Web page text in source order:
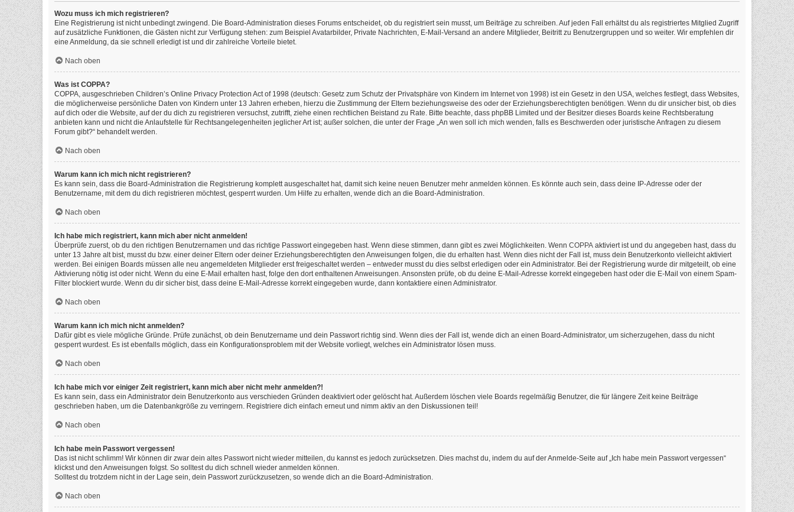
Wozu muss ich mich registrieren?
Eine Registrierung ist nicht unbedingt zwingend. Die Board-Administration dieses Forums entscheidet, ob du registriert sein musst, um Beiträge zu schreiben. Auf jeden Fall erhältst du als registriertes Mitglied Zugriff
auf zusätzliche Funktionen, die Gästen nicht zur Verfügung stehen: zum Beispiel Avatarbilder, Private Nachrichten, E-Mail-Versand an andere Mitglieder, Beitritt zu Benutzergruppen und so weiter. Wir empfehlen dir
eine Anmeldung, da sie schnell erledigt ist und dir zahlreiche Vorteile bietet.
Nach oben
Was ist COPPA?
COPPA, ausgeschrieben Children’s Online Privacy Protection Act of 1998 (deutsch: Gesetz zum Schutz der Privatsphäre von Kindern im Internet von 1998) ist ein Gesetz in den USA, welches festlegt, dass Websites,
die möglicherweise persönliche Daten von Kindern unter 13 Jahren erheben, hierzu die Zustimmung der Eltern beziehungsweise des oder der Erziehungsberechtigten benötigen. Wenn du dir unsicher bist, ob dies
auf dich oder die Website, auf der du dich zu registrieren versuchst, zutrifft, ziehe einen rechtlichen Beistand zu Rate. Bitte beachte, dass phpBB Limited und der Besitzer dieses Boards keine Rechtsberatung
anbieten kann und nicht die Anlaufstelle für Rechtsangelegenheiten jeglicher Art ist; außer solchen, die unter der Frage „An wen soll ich mich wenden, falls es Beschwerden oder juristische Anfragen zu diesem
Forum gibt?“ behandelt werden.
Nach oben
Warum kann ich mich nicht registrieren?
Es kann sein, dass die Board-Administration die Registrierung komplett ausgeschaltet hat, damit sich keine neuen Benutzer mehr anmelden können. Es könnte auch sein, dass deine IP-Adresse oder der
Benutzername, mit dem du dich registrieren möchtest, gesperrt wurden. Um Hilfe zu erhalten, wende dich an die Board-Administration.
Nach oben
Ich habe mich registriert, kann mich aber nicht anmelden!
Überprüfe zuerst, ob du den richtigen Benutzernamen und das richtige Passwort eingegeben hast. Wenn diese stimmen, dann gibt es zwei Möglichkeiten. Wenn COPPA aktiviert ist und du angegeben hast, dass du
unter 13 Jahre alt bist, musst du bzw. einer deiner Eltern oder deiner Erziehungsberechtigten den Anweisungen folgen, die du erhalten hast. Wenn dies nicht der Fall ist, muss dein Benutzerkonto vielleicht aktiviert
werden. Bei einigen Boards müssen alle neu angemeldeten Mitglieder erst freigeschaltet werden – entweder musst du dies selbst erledigen oder ein Administrator. Bei der Registrierung wurde dir mitgeteilt, ob eine
Aktivierung nötig ist oder nicht. Wenn du eine E-Mail erhalten hast, folge den dort enthaltenen Anweisungen. Ansonsten prüfe, ob du deine E-Mail-Adresse korrekt eingegeben hast oder die E-Mail von einem Spam-
Filter blockiert wurde. Wenn du dir sicher bist, dass deine E-Mail-Adresse korrekt eingegeben wurde, dann kontaktiere einen Administrator.
Nach oben
Warum kann ich mich nicht anmelden?
Dafür gibt es viele mögliche Gründe. Prüfe zunächst, ob dein Benutzername und dein Passwort richtig sind. Wenn dies der Fall ist, wende dich an einen Board-Administrator, um sicherzugehen, dass du nicht
gesperrt wurdest. Es ist ebenfalls möglich, dass ein Konfigurationsproblem mit der Website vorliegt, welches ein Administrator lösen muss.
Nach oben
Ich habe mich vor einiger Zeit registriert, kann mich aber nicht mehr anmelden?!
Es kann sein, dass ein Administrator dein Benutzerkonto aus verschieden Gründen deaktiviert oder gelöscht hat. Außerdem löschen viele Boards regelmäßig Benutzer, die für längere Zeit keine Beiträge
geschrieben haben, um die Datenbankgröße zu verringern. Registriere dich einfach erneut und nimm aktiv an den Diskussionen teil!
Nach oben
Ich habe mein Passwort vergessen!
Das ist nicht schlimm! Wir können dir zwar dein altes Passwort nicht wieder mitteilen, du kannst es jedoch zurücksetzen. Dies machst du, indem du auf der Anmelde-Seite auf „Ich habe mein Passwort vergessen“
klickst und den Anweisungen folgst. So solltest du dich schnell wieder anmelden können.
Solltest du trotzdem nicht in der Lage sein, dein Passwort zurückzusetzen, so wende dich an die Board-Administration.
Nach oben